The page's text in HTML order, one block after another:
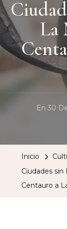
La
En 30
Inicio
Ciudades
Centauro a